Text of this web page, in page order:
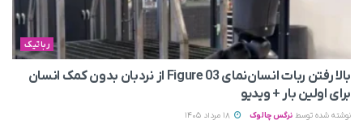
رباتیک
بالا رفتن ربات انسان‌نمای Figure 03 از نردبان بدون کمک انسان
برای اولین بار + ویدیو
نوشته شده توسط نرگس چالوک